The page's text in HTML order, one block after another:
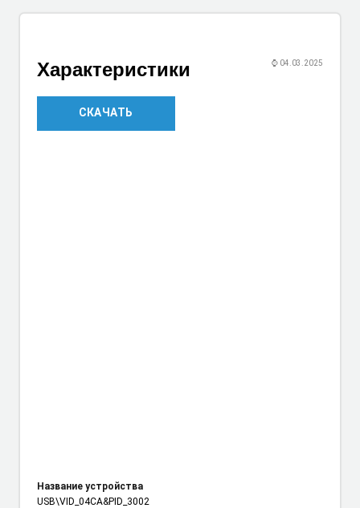
⌚ 04.03.2025
Характеристики
Название устройства
USB\VID_04CA&PID_3002
СКАЧАТЬ